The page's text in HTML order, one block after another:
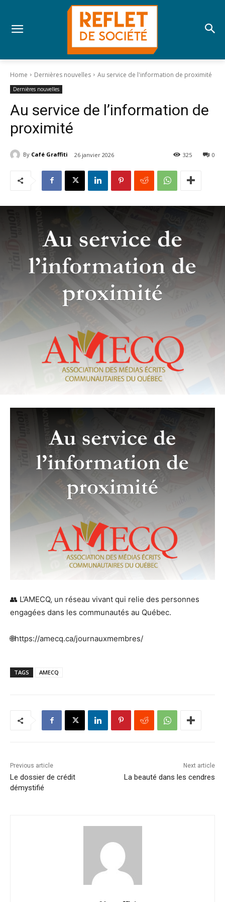
Home Dernières nouvelles Au service de l'information de proximité
Dernières nouvelles
Au service de l’information de
proximité
By Café Graffiti 26 janvier 2026 0
325
👥 L’AMECQ, un réseau vivant qui relie des personnes
engagées dans les communautés au Québec.
🌐https://amecq.ca/journauxmembres/
TAGS AMECQ
Previous article
Le dossier de crédit
démystifié
Next article
La beauté dans les cendres